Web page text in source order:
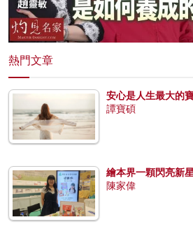
熱門文章
安心是人生最大的
譚寶碩
繪本界一顆閃亮新星
陳家偉